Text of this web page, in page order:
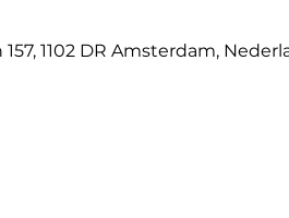
1102 DR Amsterdam,